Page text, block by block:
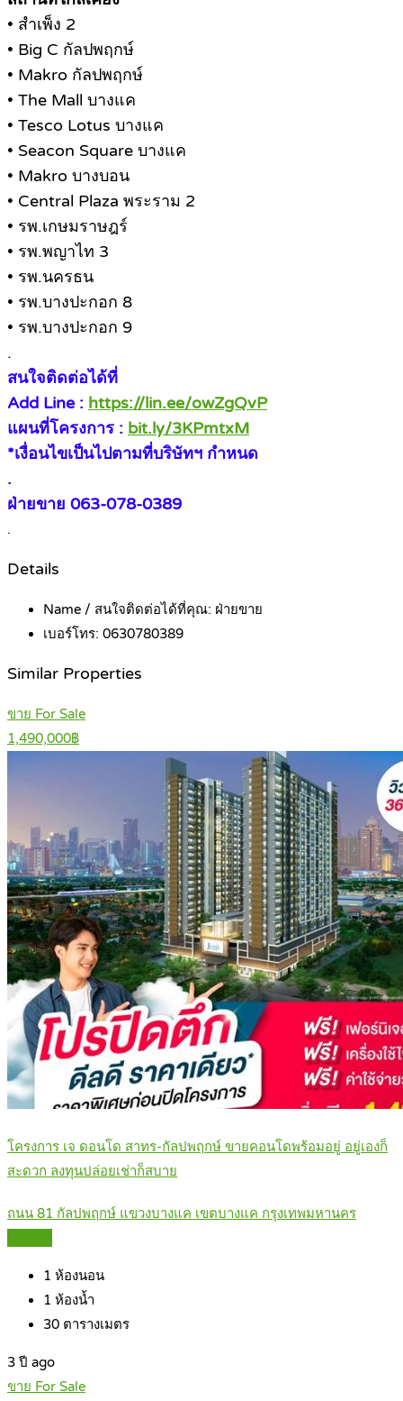
• สำเพ็ง 2
• Big C กัลปพฤกษ์
• Makro กัลปพฤกษ์
• The Mall บางแค
• Tesco Lotus บางแค
• Seacon Square บางแค
• Makro บางบอน
• Central Plaza พระราม 2
• รพ.เกษมราษฎร์
• รพ.พญาไท 3
• รพ.นครธน
• รพ.บางปะกอก 8
• รพ.บางปะกอก 9
.
สนใจติดต่อได้ที่
Add Line : https://lin.ee/owZgQvP
แผนที่โครงการ : bit.ly/3KPmtxM
*เงื่อนไขเป็นไปตามที่บริษัทฯ กำหนด
.
ฝ่ายขาย 063-078-0389
.
Details
Name / สนใจติดต่อได้ที่คุณ: ฝ่ายขาย
เบอร์โทร: 0630780389
Similar Properties
ขาย For Sale
1,490,000฿
โครงการ เจ ดอนโด สาทร-กัลปพฤกษ์ ขายคอนโดพร้อมอยู่ อยู่เองก็
สะดวก ลงทุนปล่อยเช่าก็สบาย
ถนน 81 กัลปพฤกษ์ แขวงบางแค เขตบางแค กรุงเทพมหานคร
1 ห้องนอน
1 ห้องน้ำ
30 ตารางเมตร
3 ปี ago
ขาย For Sale